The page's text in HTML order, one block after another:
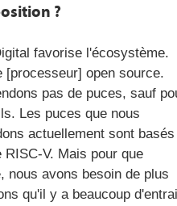
?
favorise l'écosystème.
[processeur] open source.
pas de puces, sauf
Les puces que nous
actuellement sont basés
V. Mais pour que
nous avons besoin de plus
qu'il y a beaucoup